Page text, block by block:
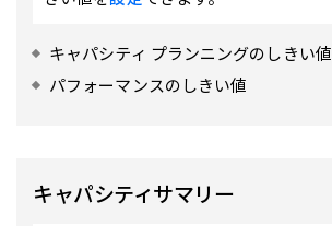
キャパシティ プランニングのしきい値
パフォーマンスのしきい値
キャパシティサマリー